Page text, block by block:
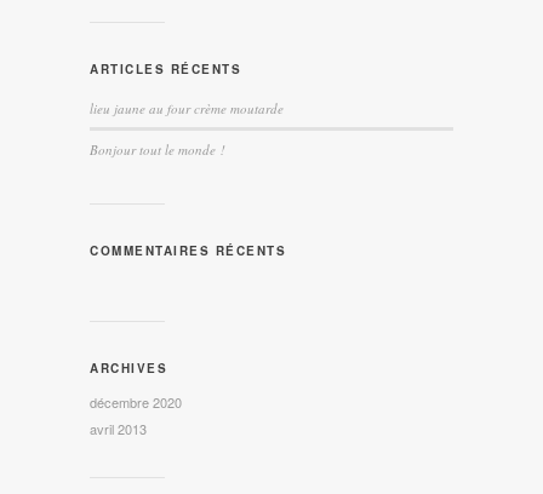
ARTICLES RÉCENTS
lieu jaune au four crème moutarde
Bonjour tout le monde !
COMMENTAIRES RÉCENTS
ARCHIVES
décembre 2020
avril 2013